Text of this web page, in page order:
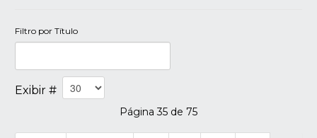
Filtro por Título
Exibir #
Página 35 de 75